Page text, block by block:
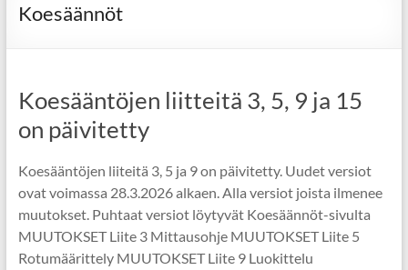
Koesäännöt
Koesääntöjen liitteitä 3, 5, 9 ja 15
on päivitetty
Koesääntöjen liiteitä 3, 5 ja 9 on päivitetty. Uudet versiot
ovat voimassa 28.3.2026 alkaen. Alla versiot joista ilmenee
muutokset. Puhtaat versiot löytyvät Koesäännöt-sivulta
MUUTOKSET Liite 3 Mittausohje MUUTOKSET Liite 5
Rotumäärittely MUUTOKSET Liite 9 Luokittelu